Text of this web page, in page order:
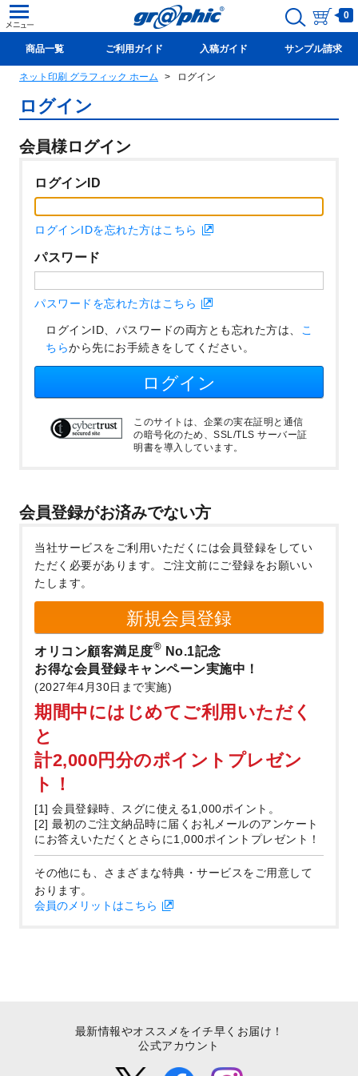
0
商品一覧 ご利用ガイド 入稿ガイド サンプル請求
新規会員登録(無料)
ネット印刷 グラフィック ホーム ログイン
ログイン
会員様ログイン
ログインID
ログインIDを忘れた方はこちら
パスワード
パスワードを忘れた方はこちら
ログインID、パスワードの両方とも忘れた方は、 こ
ちらから先にお手続きをしてください。
ログイン
このサイトは、企業の実在証明と通信
の暗号化のため、SSL/TLS サーバー証
明書を導入しています。
会員登録がお済みでない方
当社サービスをご利用いただくには会員登録をしてい
ただく必要があります。
ご注文前にご登録をお願いい
たします。
新規会員登録
オリコン顧客満足度® No.1記念
お得な会員登録キャンペーン実施中！
(2027年4月30日まで実施)
期間中にはじめてご利用いただく
と
計2,000円分のポイントプレゼン
ト！
[1] 会員登録時、スグに使える1,000ポイント。
[2] 最初のご注文納品時に届くお礼メールのアンケート
にお答えいただくとさらに1,000ポイントプレゼント！
その他にも、さまざまな特典・サービスをご用意して
おります。
会員のメリットはこちら
最新情報やオススメをイチ早くお届け！
公式アカウント